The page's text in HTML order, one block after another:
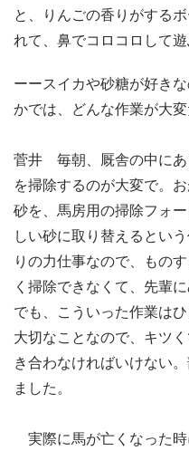
と、りんごの香りがする
れて、鼻でコロコロして
ーースイカや砂糖が好き
かでは、どんな作業が大
菅井 毎朝、厩舎の中にあ
を掃除するのが大変で。
砂を、馬房用の掃除フォ
しい砂に取り替えるとい
りの力仕事なので、もの
く掃除できなくて、先輩
でも、こういった作業は
大切なことなので、キツ
き合わなければいけない
ました。
実際に馬が亡くなった時